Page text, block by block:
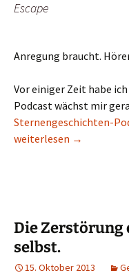
Escape
Anregung braucht.
Vor einiger Zeit habe
Podcast wächst mir
Sternengeschichten-
Mal was auf die Ohren:
weiterlesen →
Die Zerstörung
selbst.
15. Oktober 2013